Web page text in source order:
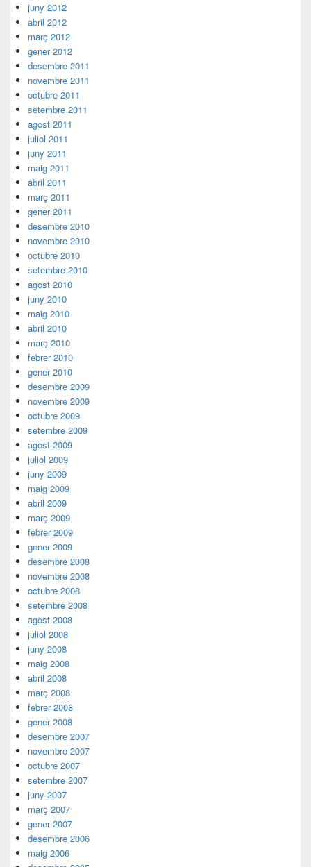
juny 2012
abril 2012
març 2012
gener 2012
desembre 2011
novembre 2011
octubre 2011
setembre 2011
agost 2011
juliol 2011
juny 2011
maig 2011
abril 2011
març 2011
gener 2011
desembre 2010
novembre 2010
octubre 2010
setembre 2010
agost 2010
juny 2010
maig 2010
abril 2010
març 2010
febrer 2010
gener 2010
desembre 2009
novembre 2009
octubre 2009
setembre 2009
agost 2009
juliol 2009
juny 2009
maig 2009
abril 2009
març 2009
febrer 2009
gener 2009
desembre 2008
novembre 2008
octubre 2008
setembre 2008
agost 2008
juliol 2008
juny 2008
maig 2008
abril 2008
març 2008
febrer 2008
gener 2008
desembre 2007
novembre 2007
octubre 2007
setembre 2007
juny 2007
març 2007
gener 2007
desembre 2006
maig 2006